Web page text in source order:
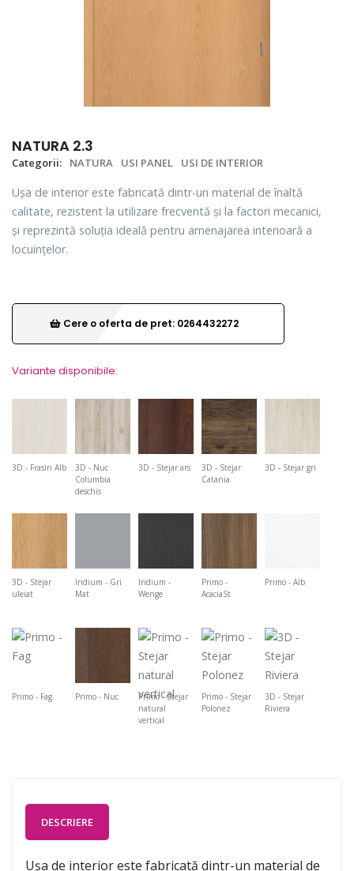
NATURA 2.3
Categorii: NATURA USI PANEL USI DE INTERIOR
Ușa de interior este fabricată dintr-un material de înaltă
calitate, rezistent la utilizare frecventă și la factori mecanici,
și reprezintă soluția ideală pentru amenajarea interioară a
locuințelor.
Cere o oferta de pret: 0264432272
Variante disponibile:
3D - Frasin Alb
3D - Nuc
Columbia
deschis
3D - Stejar ars
3D - Stejar
Catania
3D - Stejar gri
3D - Stejar
uleiat
Iridium - Gri
Mat
Iridium -
Wenge
Primo -
AcaciaSt
Primo - Alb
Primo - Fag Primo - Nuc
Primo - Stejar
natural
vertical
Primo - Stejar
Polonez
3D - Stejar
Riviera
DESCRIERE
Ușa de interior este fabricată dintr-un material de